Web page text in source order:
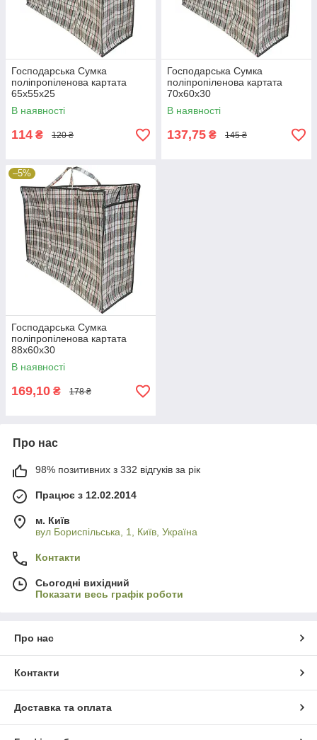
Господарська Сумка
поліпропіленова картата
65х55х25
В наявності
114 ₴ 120 ₴
Господарська Сумка
поліпропіленова картата
70х60х30
В наявності
137,75 ₴ 145 ₴
–5%
Господарська Сумка
поліпропіленова картата
88х60х30
В наявності
169,10 ₴ 178 ₴
Про нас
98% позитивних з 332 відгуків за рік
Працює з 12.02.2014
м. Київ
вул Бориспільська, 1, Київ, Україна
Контакти
Сьогодні вихідний
Показати весь графік роботи
Про нас
Контакти
Доставка та оплата